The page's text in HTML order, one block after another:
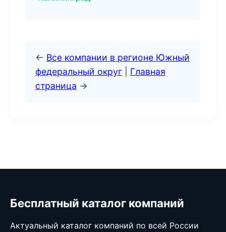
← Все компании в регионе Южный
федеральный округ
Главная
страница →
Бесплатный каталог компаний
Актуальный каталог компаний по всей России